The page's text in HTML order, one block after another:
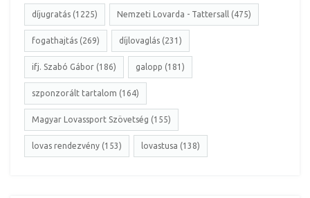
díjugratás (1225) Nemzeti Lovarda - Tattersall (475)
fogathajtás (269) díjlovaglás (231)
ifj. Szabó Gábor (186) galopp (181)
szponzorált tartalom (164)
Magyar Lovassport Szövetség (155)
lovas rendezvény (153) lovastusa (138)